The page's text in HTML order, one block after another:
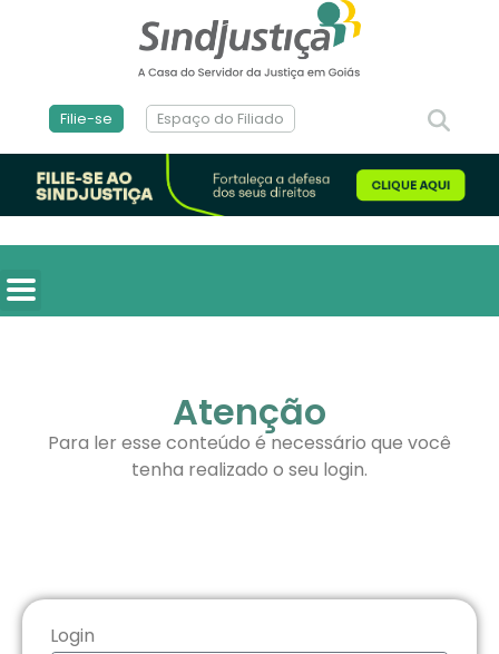
Filie-se Espaço do Filiado
Atenção
Para ler esse conteúdo é necessário que você
tenha realizado o seu login.
Login